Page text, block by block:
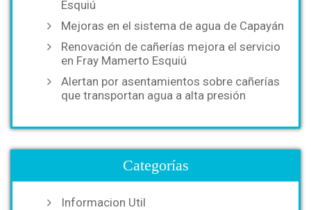
Esquiú
Mejoras en el sistema de agua de Capayán
Renovación de cañerías mejora el servicio
en Fray Mamerto Esquiú
Alertan por asentamientos sobre cañerías
que transportan agua a alta presión
Categorías
Informacion Util